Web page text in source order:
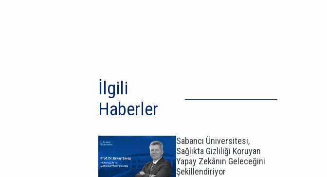
İlgili
Haberler
Sabancı Üniversitesi,
Sağlıkta Gizliliği Koruyan
Yapay Zekânın Geleceğini
Şekillendiriyor